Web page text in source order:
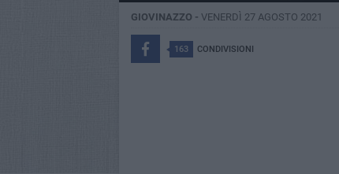
GIOVINAZZO - VENERDÌ 27 AGOSTO 2021
163 CONDIVISIONI